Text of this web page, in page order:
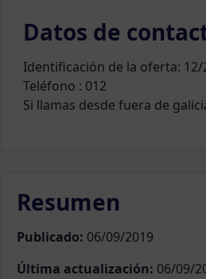
Datos de
Identificación de la oferta: 12/
Teléfono : 012
Si llamas desde fuera de
Resumen
Publicado: 06/09/2019
Última actualización: 06/09/